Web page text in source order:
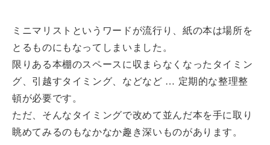
ミニマリストというワードが流行り、紙の本は場所を
とるものにもなってしまいました。
限りある本棚のスペースに収まらなくなったタイミン
グ、引越すタイミング、などなど … 定期的な整理整
頓が必要です。
ただ、そんなタイミングで改めて並んだ本を手に取り
眺めてみるのもなかなか趣き深いものがあります。